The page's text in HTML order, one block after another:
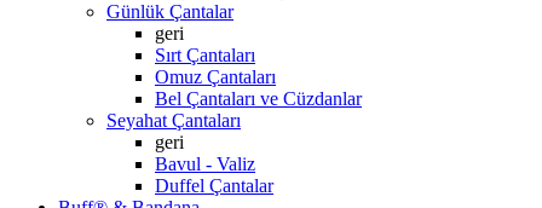
Günlük Çantalar
geri
Sırt Çantaları
Omuz Çantaları
Bel Çantaları ve Cüzdanlar
Seyahat Çantaları
geri
Bavul - Valiz
Duffel Çantalar